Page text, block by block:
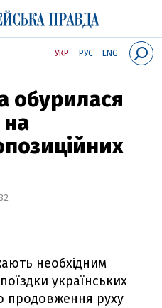
УКР РУС ENG
обурилася
необхідним
українських
продовження руху